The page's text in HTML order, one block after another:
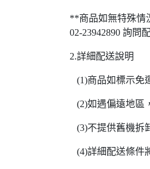
**商品如無特殊情
02-23942890 詢問
2.詳細配送說明
(1)商品如標示免
(2)如遇偏遠地區
(3)不提供舊機拆
(4)詳細配送條件